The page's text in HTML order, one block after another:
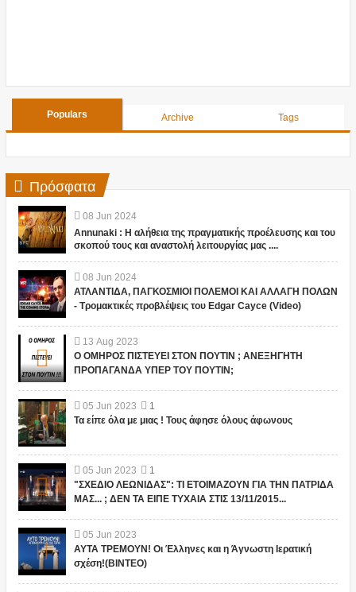
Populars Archive Tags
Πρόσφατα
08 Jun 2024
Annunaki : Η αλήθεια της πραγματικής προέλευσης και του
σκοπού τους και αναστολή λειτουργίας μας ....
08 Jun 2024
ΑΤΛΑΝΤΙΔΑ, ΠΑΓΚΟΣΜΙΟΙ ΠΟΛΕΜΟΙ ΚΑΙ ΑΛΛΑΓΗ ΠΟΛΩΝ
- Τρομακτικές προβλέψεις του Edgar Cayce (Video)
13 Aug 2023
Ο ΟΜΗΡΟΣ ΠΙΣΤΕΥΕΙ ΣΤΟΝ ΠΟΥΤΙΝ ; ΑΝΕΞΗΓΗΤΗ
ΠΡΟΠΑΓΑΝΔΑ ΥΠΕΡ ΤΟΥ ΠΟΥΤΙΝ;
05 Jun 2023
1
Τα είπε όλα με μιας ! Τους άφησε όλους άφωνους
05 Jun 2023
1
"ΣΧΕΔΙΟ ΛΕΩΝΙΔΑΣ": ΤΙ ΕΤΟΙΜΑΖΟΥΝ ΓΙΑ ΤΗΝ ΠΑΤΡΙΔΑ
ΜΑΣ... ; ΔΕΝ ΤΑ ΕΙΠΕ ΤΥΧΑΙΑ ΣΤΙΣ 13/11/2015...
05 Jun 2023
ΑΥΤΑ ΤΡΕΜΟΥΝ! Οι Έλληνες και η Άγνωστη Ιερατική
σχέση!(ΒΙΝΤΕΟ)